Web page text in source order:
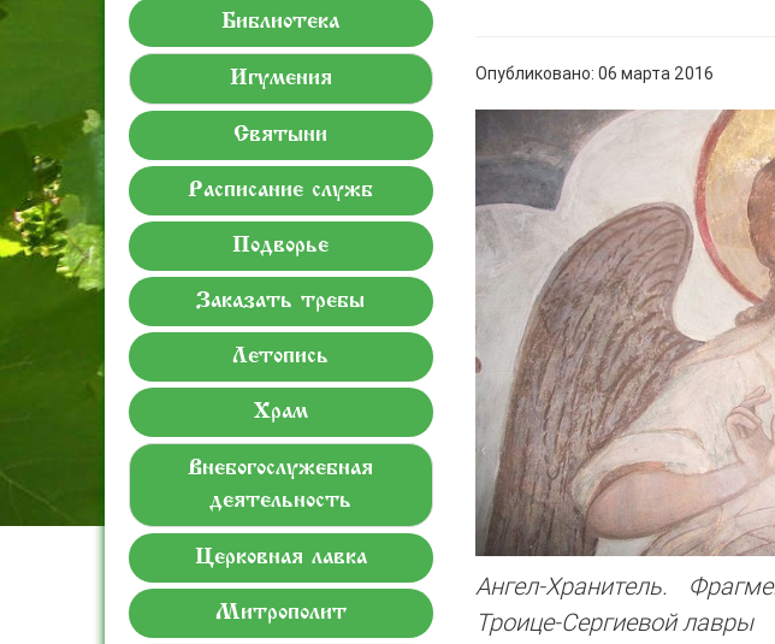
Библиотека
Игумения
Святыни
Расписание служб
Подворье
Заказать требы
Летопись
Храм
Внебогослужебная
деятельность
Церковная лавка
Митрополит
Опубликовано: 06 марта 2016
Ангел-Хранитель.
Троице-Сергиевой лавры